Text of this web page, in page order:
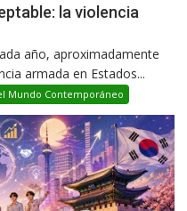
la violencia
año, aproximadamente
armada en Estados...
Mundo Contemporáneo